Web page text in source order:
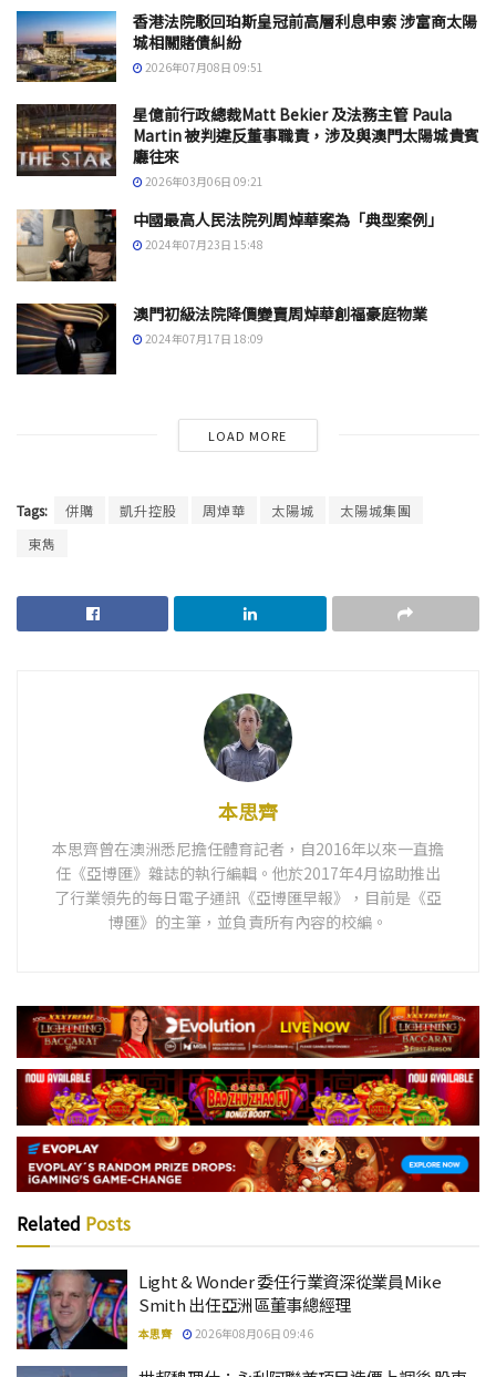
香港法院駁回珀斯皇冠前高層利息申索 涉富商太陽
城相關賭債糾紛
2026年07月08日 09:51
星億前行政總裁Matt Bekier 及法務主管 Paula
Martin 被判違反董事職責，涉及與澳門太陽城貴賓
廳往來
2026年03月06日 09:21
中國最高人民法院列周焯華案為「典型案例」
2024年07月23日 15:48
澳門初級法院降價變賣周焯華創福豪庭物業
2024年07月17日 18:09
LOAD MORE
Tags: 併購 凱升控股 周焯華 太陽城
太陽城集團
東雋
本思齊
本思齊曾在澳洲悉尼擔任體育記者，自2016年以來一直擔
任《亞博匯》雜誌的執行編輯。他於2017年4月協助推出
了行業領先的每日電子通訊《亞博匯早報》，目前是《亞
博匯》的主筆，並負責所有內容的校編。
Related Posts
Light & Wonder 委任行業資深從業員Mike
Smith 出任亞洲區董事總經理
本思齊 2026年08月06日 09:46